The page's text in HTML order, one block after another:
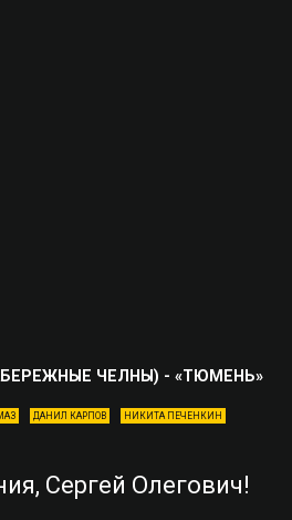
ЧЕЛНЫ) - «ТЮМЕНЬ»
ДАНИЛ КАРПОВ НИКИТА ПЕЧЕНКИН